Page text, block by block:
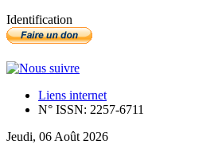
Identification
Liens internet
N° ISSN: 2257-6711
Jeudi, 06 Août 2026